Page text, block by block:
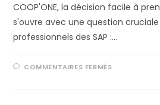
COOP'ONE, la décision facile à
s'ouvre avec une question
professionnels des SAP :…
COMMENTAIRES FERMÉS